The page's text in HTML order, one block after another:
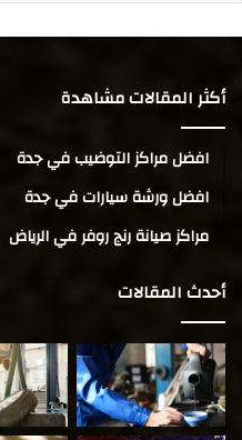
أكثر المقالات مشاهدة
افضل مراكز التوضيب في جدة
افضل ورشة سيارات في جدة
مراكز صيانة رنج روفر في الرياض
أحدث المقالات